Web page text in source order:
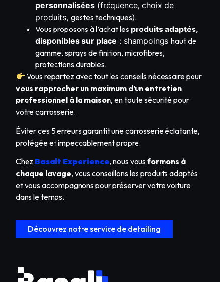
personnalisées (fréquence, choix de
produits,gestes techniques).
Vous proposons à l’achat les produits adaptés,
disponibles sur place : shampoingshaut de
gamme, sprays de finition, microfibres,
protections durables.
Vous repartez avec tout les conseils nécessaire pour
vous rapprocher un maximum d’un entretien
professionnel à la maison, en toute sécurité pour
votre carrosserie.
Éviter ces 5 erreurs garantit une carrosserie éclatante,
protégée et impeccablement propre.
Chez Basalt Experience, nous vousformons à
chaque lavage, vous conseillons les produits adaptés
et vous accompagnons pour préserver votre voiture
dans le temps.
Découvrez notre service de detailing